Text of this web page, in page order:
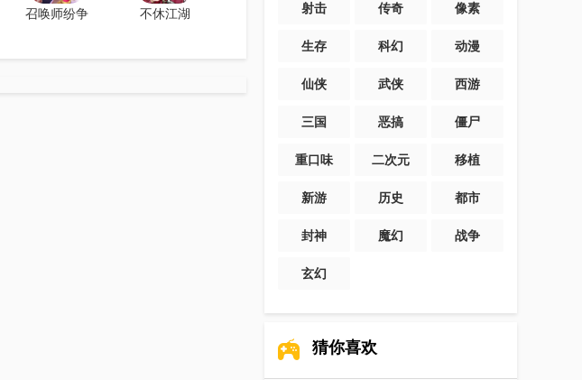
召唤师纷争 不休江湖 射击 传奇 像素
生存 科幻 动漫
仙侠 武侠 西游
三国 恶搞 僵尸
重口味 二次元 移植
新游 历史 都市
封神 魔幻 战争
玄幻
猜你喜欢